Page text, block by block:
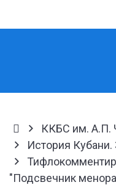
ККБС им. А.П.
История
"Подсвечник